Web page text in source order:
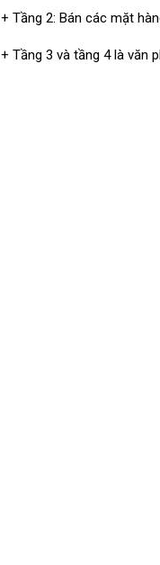
+ Tầng 2: Bán các mặt
+ Tầng 3 và tầng 4 là văn